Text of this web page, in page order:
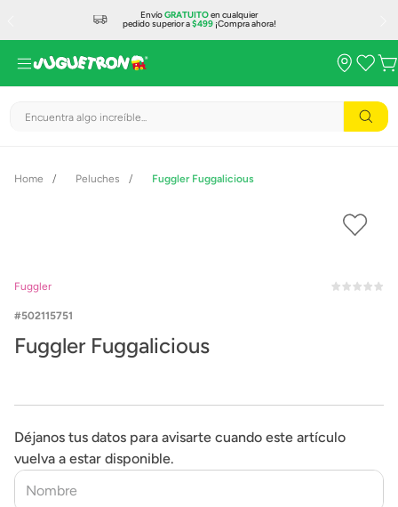
EnvíoGRATUITOen cualquier
pedido superior a$499¡Compra ahora!
Encuentra algo increíble...
Peluches Fuggler Fuggalicious
Fuggler
502115751
Fuggler Fuggalicious
Déjanos tus datos para avisarte cuando este artículo
vuelva a estar disponible.